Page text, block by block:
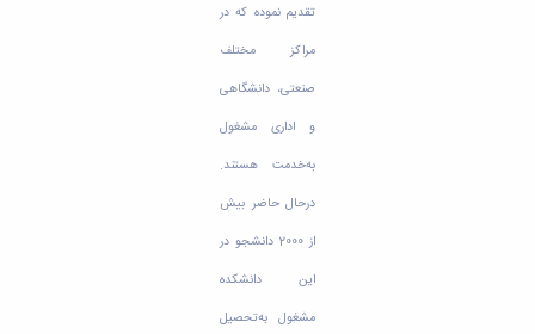
تقدیم نموده که در
مراکز مختلف
صنعتی، دانشگاهی
و اداری مشغول
به‌خدمت هستند.
درحال حاضر بیش
از 2000 دانشجو در
این دانشکده
مشغول به‌تحصیل